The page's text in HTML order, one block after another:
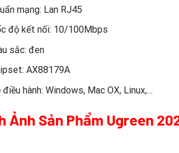
mạng: Lan RJ45
độ kết nối: 10/100Mbps
sắc: đen
AX88179A
điều hành: Windows, Mac OX, Linux,…
Ảnh Sản Phẩm Ugreen